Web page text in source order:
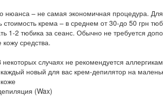
нюанса – не самая экономичная процедура.
стоимость крема – в среднем от 30-до 50 грн
1-2 тюбика за сеанс. Обычно не требуется
средства.
случаях не рекомендуется
новый для вас крем-депилятор на
(Wax)